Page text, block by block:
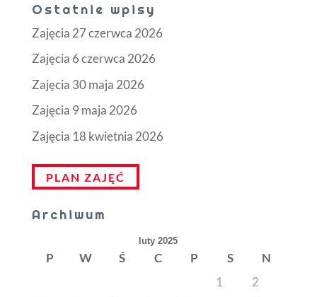
Ostatnie wpisy
Zajęcia 27 czerwca 2026
Zajęcia 6 czerwca 2026
Zajęcia 30 maja 2026
Zajęcia 9 maja 2026
Zajęcia 18 kwietnia 2026
PLAN ZAJĘĆ
Archiwum
luty 2025
P W Ś C P S
N
1
2